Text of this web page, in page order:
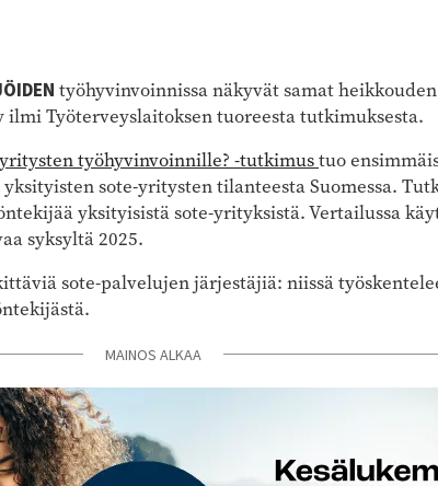
työhyvinvoinnissa näkyvät samat
Työterveyslaitoksen tuoreesta tutkimuksesta.
työhyvinvoinnille? -tutkimustuo
sote-yritysten tilanteesta Suomessa.
yksityisistä sote-yrityksistä. Vertailussa
syksyltä 2025.
sote-palvelujen järjestäjiä: niissä
MAINOS ALKAA